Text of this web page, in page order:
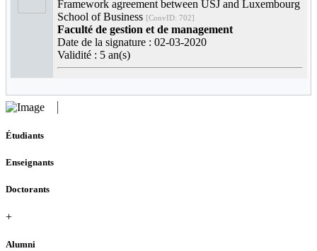
Framework agreement between USJ and Luxembourg
School of Business [ConvID: 702]
Faculté de gestion et de management
Date de la signature : 02-03-2020
Validité : 5 an(s)
Étudiants
Enseignants
Doctorants
+
Alumni